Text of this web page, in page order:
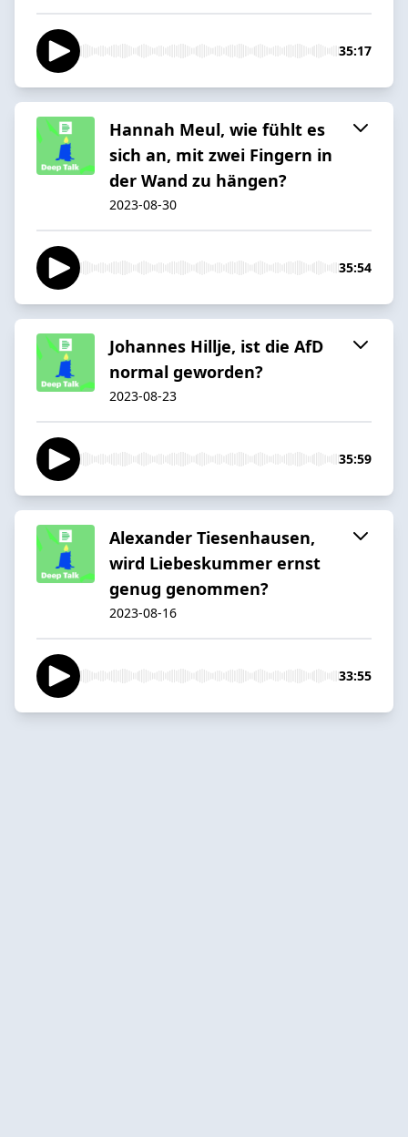
35:17
Hannah Meul, wie fühlt es
sich an, mit zwei Fingern in
der Wand zu hängen?
2023-08-30
35:54
Johannes Hillje, ist die AfD
normal geworden?
2023-08-23
35:59
Alexander Tiesenhausen,
wird Liebeskummer ernst
genug genommen?
2023-08-16
33:55